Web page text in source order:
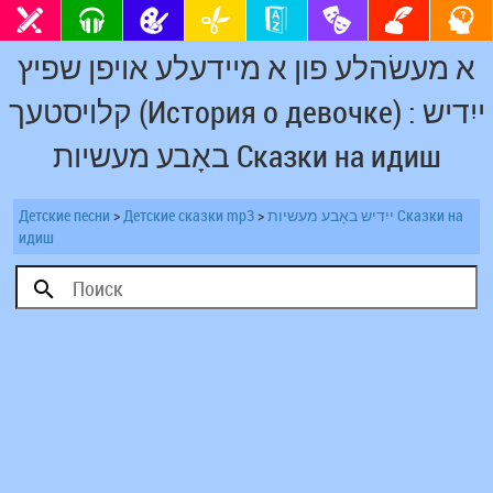
א מעשׂהלע פון א מיידעלע אויפן שפיץ
קלויסטעך (История о девочке) : ייִדיש
באָבע מעשיות Сказки на идиш
Детские песни > Детские сказки mp3>ייִדיש באָבע מעשיות Сказки на
идиш